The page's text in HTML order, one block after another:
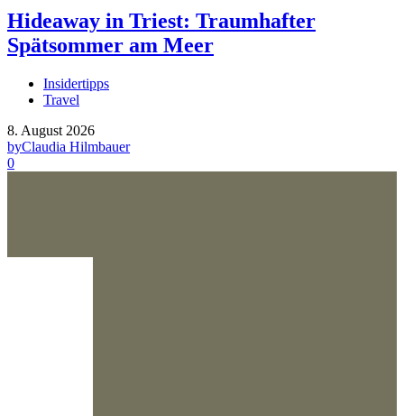
Hideaway in Triest: Traumhafter
Spätsommer am Meer
Insidertipps
Travel
8. August 2026
byClaudia Hilmbauer
0